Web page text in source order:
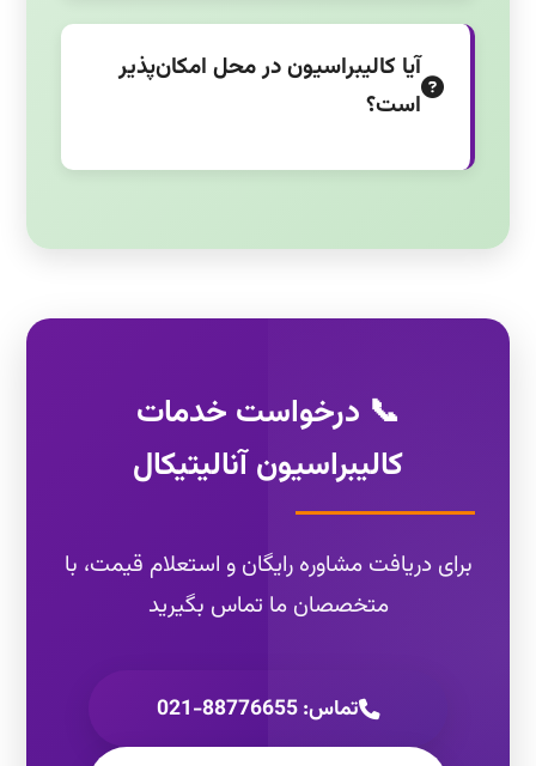
آیا کالیبراسیون در محل امکان‌پذیر
است؟
📞 درخواست خدمات
کالیبراسیون آنالیتیکال
برای دریافت مشاوره رایگان و استعلام قیمت، با
متخصصان ما تماس بگیرید
تماس: 88776655-021